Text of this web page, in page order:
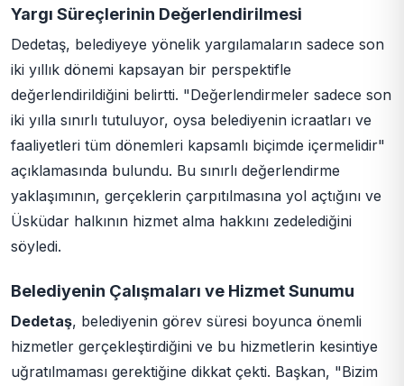
Yargı Süreçlerinin Değerlendirilmesi
Dedetaş, belediyeye yönelik yargılamaların sadece son
iki yıllık dönemi kapsayan bir perspektifle
değerlendirildiğini belirtti. "Değerlendirmeler sadece son
iki yılla sınırlı tutuluyor, oysa belediyenin icraatları ve
faaliyetleri tüm dönemleri kapsamlı biçimde içermelidir"
açıklamasında bulundu. Bu sınırlı değerlendirme
yaklaşımının, gerçeklerin çarpıtılmasına yol açtığını ve
Üsküdar halkının hizmet alma hakkını zedelediğini
söyledi.
Belediyenin Çalışmaları ve Hizmet Sunumu
Dedetaş, belediyenin görev süresi boyunca önemli
hizmetler gerçekleştirdiğini ve bu hizmetlerin kesintiye
uğratılmaması gerektiğine dikkat çekti. Başkan, "Bizim